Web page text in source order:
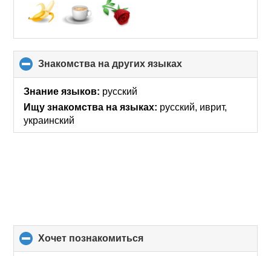
Знакомства на других языках
to
Знание языков: русский
Ищу знакомства на языках: русский, иврит,
украинский
хочет познакомиться
to